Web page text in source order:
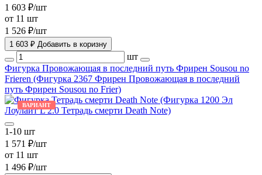
1 603 ₽/шт
от 11 шт
1 526 ₽/шт
1 603 ₽ Добавить в коризну
шт
Фигурка Провожающая в последний путь Фрирен Sousou no
Frieren (Фигурка 2367 Фрирен Провожающая в последний
путь Фрирен Sousou no Frier)
ВАРИАНТ
1-10 шт
1 571 ₽/шт
от 11 шт
1 496 ₽/шт